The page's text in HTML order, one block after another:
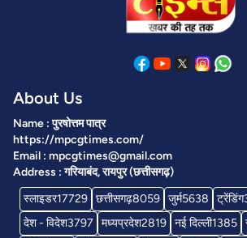
About Us
Name : पुरषोत्तम पात्र
https://mpcgtimes.com/
Email : mpcgtimes@gmail.com
Address : गरियाबंद, रायपुर (छत्तीसगढ़)
स्लाइडर17729 छत्तीसगढ़8059 जुर्म5638 ट्रेंडिंग
देश - विदेश3797 मध्यप्रदेश2819 नई दिल्ली1385